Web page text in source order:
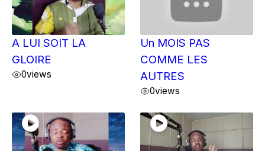
A LUI SOIT LA
GLOIRE
0views
Un MOIS PAS
COMME LES
AUTRES
0views